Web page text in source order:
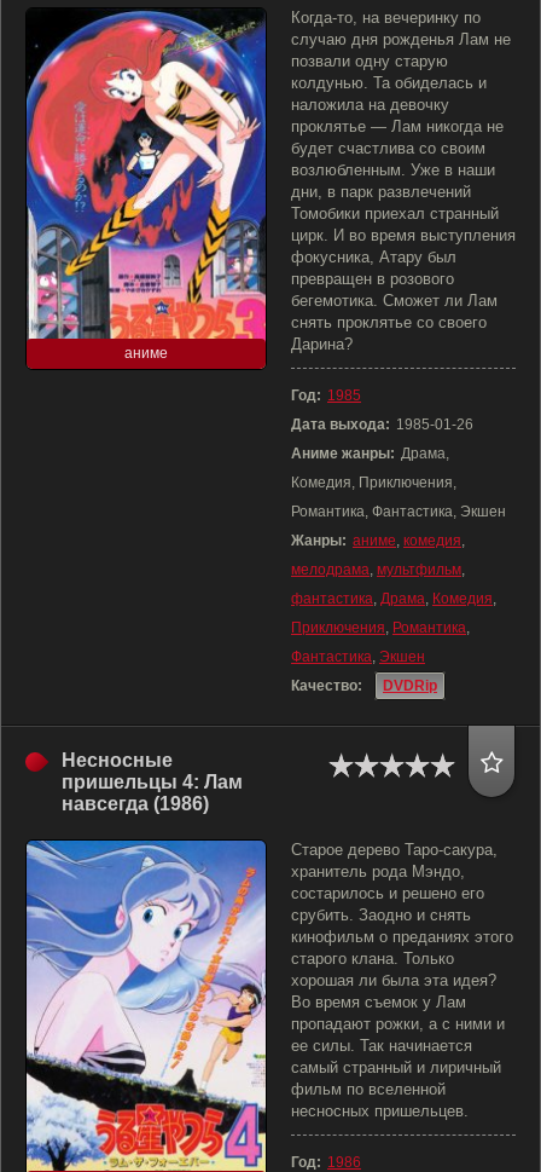
аниме
Когда-то, на вечеринку по
случаю дня рожденья Лам не
позвали одну старую
колдунью. Та обиделась и
наложила на девочку
проклятье — Лам никогда не
будет счастлива со своим
возлюбленным. Уже в наши
дни, в парк развлечений
Томобики приехал странный
цирк. И во время выступления
фокусника, Атару был
превращен в розового
бегемотика. Сможет ли Лам
снять проклятье со своего
Дарина?
Год: 1985
Дата выхода: 1985-01-26
Аниме жанры: Драма,
Комедия, Приключения,
Романтика, Фантастика, Экшен
Жанры: аниме, комедия,
мелодрама, мультфильм,
фантастика, Драма, Комедия,
Приключения, Романтика,
Фантастика, Экшен
Качество:
DVDRip
Несносные
пришельцы 4: Лам
навсегда (1986)
Старое дерево Таро-сакура,
хранитель рода Мэндо,
состарилось и решено его
срубить. Заодно и снять
кинофильм о преданиях этого
старого клана. Только
хорошая ли была эта идея?
Во время съемок у Лам
пропадают рожки, а с ними и
ее силы. Так начинается
самый странный и лиричный
фильм по вселенной
несносных пришельцев.
Год: 1986